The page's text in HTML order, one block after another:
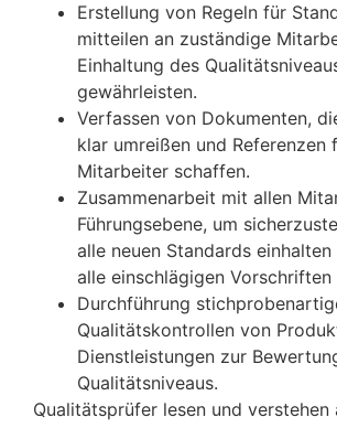
Erstellung von Regeln für
mitteilen an zuständige
Einhaltung des
gewährleisten.
Verfassen von Dokumenten,
klar umreißen und Referenzen
Mitarbeiter schaffen.
Zusammenarbeit mit allen
Führungsebene, um
alle neuen Standards
alle einschlägigen Vorschriften
Durchführung
Qualitätskontrollen von
Dienstleistungen zur
Qualitätsniveaus.
Qualitätsprüfer lesen und verstehen